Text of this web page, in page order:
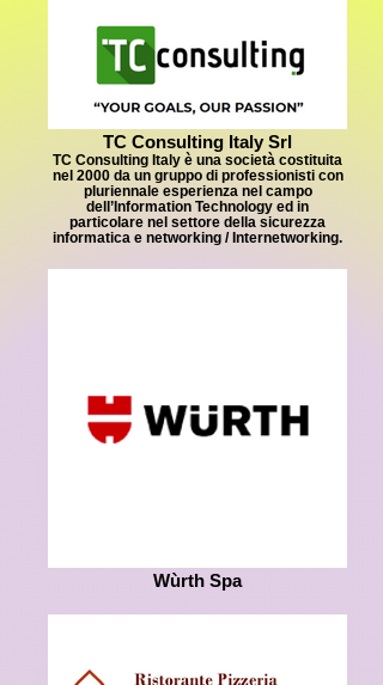
TC Consulting Italy Srl
TC Consulting Italy è una società costituita
nel 2000 da un gruppo di professionisti con
pluriennale esperienza nel campo
dell’Information Technology ed in
particolare nel settore della sicurezza
informatica e networking / Internetworking.
Wùrth Spa